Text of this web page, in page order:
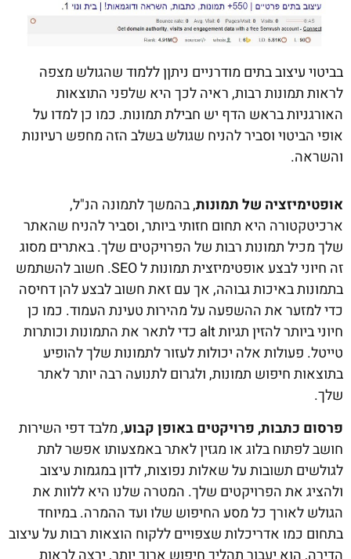
בביטוי עיצוב בתים מודרניים ניתןן ללמוד שהגולש מצפה
לראות תמונות רבות, ראיה לכך היא שלפני התוצאות
האורגניות בראש הדף יש חבילת תמונות. כמו כן למדו על
אופי הביטוי וסביר להניח שגולש בשלב הזה מחפש רעיונות
והשראה.
אופטימיזציה של תמונות, בהמשך לתמונה הנ"ל,
ארכיטקטורה היא תחום חזותי ביותר, וסביר להניח שהאתר
שלך מכיל תמונות רבות של הפרויקטים שלך. באתרים מסוג
זה חיוני לבצע אופטימיזצית תמונות ל SEO. חשוב להשתמש
בתמונות באיכות גבוהה, אך עם זאת חשוב לבצע להן דחיסה
כדי למזער את ההשפעה על מהירות טעינת העמוד. כמו כן
חיוני ביותר להזין תגיות alt כדי לתאר את התמונות וכותרות
טייטל. פעולות אלה יכולות לעזור לתמונות שלך להופיע
בתוצאות חיפוש תמונות, ולגרום לתנועה רבה יותר לאתר
שלך.
פרסום כתבות, פרויקטים באופן קבוע, מלבד דפי השירות
חושב לפתוח בלוג או מגזין לאתר באמצעותו אפשר לתת
לגולשים תשובות על שאלות נפוצות, לדון במגמות עיצוב
ולהציג את הפרויקטים שלך. המטרה שלנו היא ללוות את
הגולש לאורך כל מסע החיפוש שלו ועד ההמרה. במיוחד
בתחום כמו אדריכלות שצפויים ללקוח הוצאות רבות על עיצוב